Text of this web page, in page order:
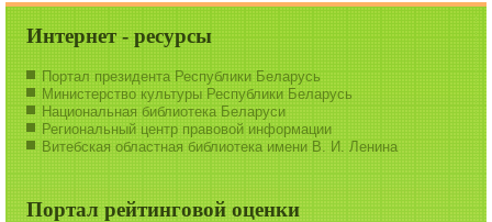
Интернет - ресурсы
Портал президента Республики Беларусь
Министерство культуры Республики Беларусь
Национальная библиотека Беларуси
Региональный центр правовой информации
Витебская областная библиотека имени В. И. Ленина
Портал рейтинговой оценки